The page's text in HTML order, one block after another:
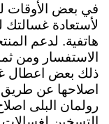
في بعض الأوقات
لأستعادة غسالتك
هاتفية. لدعم
الاستفسار ومن
ذلك بعض اعطال
اصلاحها عن
رولمان البلى